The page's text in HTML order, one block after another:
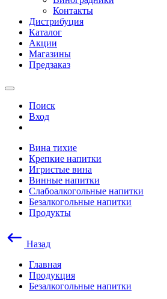
Контакты
Дистрибуция
Каталог
Акции
Магазины
Предзаказ
Поиск
Вход
Вина тихие
Крепкие напитки
Игристые вина
Винные напитки
Слабоалкогольные напитки
Безалкогольные напитки
Продукты
Назад
Главная
Продукция
Безалкогольные напитки